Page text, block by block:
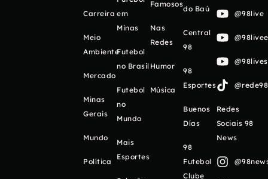
Carreira
Meio
Ambiente
Mercado
Minas
Gerais
Mundo
Política
em
Minas
Futebol
no Brasil
Futebol
no
Mundo
Mais
Esportes
Famosos
Nas
Redes
Humor
Música
do Baú
Central
98
98
Esportes
Buenos
Días
98
Futebol
Clube
@98live
Redes
Sociais 98
News